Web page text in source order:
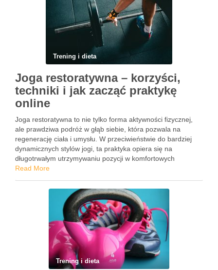
Trening i dieta
Joga restoratywna – korzyści,
techniki i jak zacząć praktykę
online
Joga restoratywna to nie tylko forma aktywności fizycznej,
ale prawdziwa podróż w głąb siebie, która pozwala na
regenerację ciała i umysłu. W przeciwieństwie do bardziej
dynamicznych stylów jogi, ta praktyka opiera się na
długotrwałym utrzymywaniu pozycji w komfortowych
warunkach, co sprzyja głębokiemu relaksowi i odpoczynkowi.
Read More
Trening i dieta